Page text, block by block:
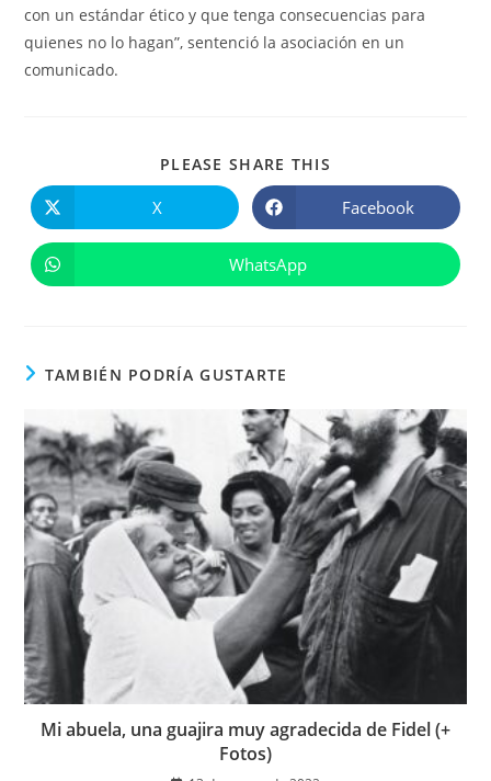
con un estándar ético y que tenga consecuencias para
quienes no lo hagan”, sentenció la asociación en un
comunicado.
PLEASE SHARE THIS
abre
en
ventana
X Se
abre
en
ventana
Facebook
Se
abre
WhatsApp
TAMBIÉN PODRÍA GUSTARTE
Mi abuela, una guajira muy agradecida de Fidel (+
Fotos)